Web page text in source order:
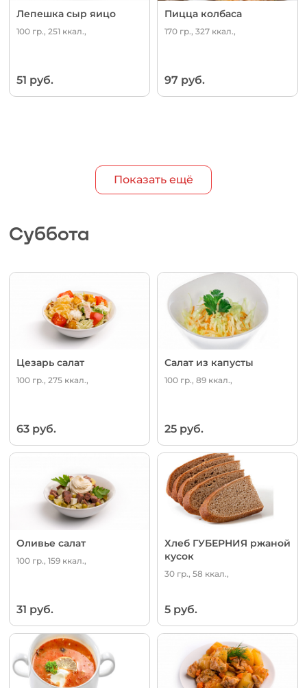
Лепешка сыр яицо
100 гр., 251 ккал.,
51 руб.
Пицца колбаса
170 гр., 327 ккал.,
97 руб.
Показать ещё
Суббота
Цезарь салат
100 гр., 275 ккал.,
63 руб.
Салат из капусты
100 гр., 89 ккал.,
25 руб.
Оливье салат
100 гр., 159 ккал.,
31 руб.
Хлеб ГУБЕРНИЯ ржаной
кусок
30 гр., 58 ккал.,
5 руб.